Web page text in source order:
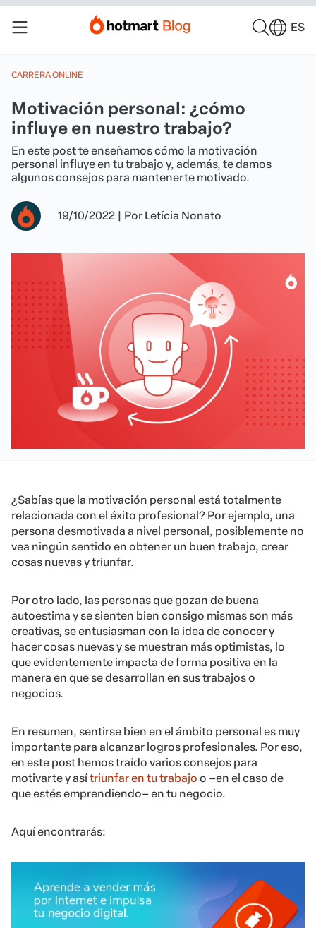
ES
CARRERA ONLINE
Motivación personal: ¿cómo
influye en nuestro trabajo?
En este post te enseñamos cómo la motivación
personal influye en tu trabajo y, además, te damos
algunos consejos para mantenerte motivado.
19/10/2022 | Por Letícia Nonato
¿Sabías que la motivación personal está totalmente
relacionada con el éxito profesional? Por ejemplo, una
persona desmotivada a nivel personal, posiblemente no
vea ningún sentido en obtener un buen trabajo, crear
cosas nuevas y triunfar.
Por otro lado, las personas que gozan de buena
autoestima y se sienten bien consigo mismas son más
creativas, se entusiasman con la idea de conocer y
hacer cosas nuevas y se muestran más optimistas, lo
que evidentemente impacta de forma positiva en la
manera en que se desarrollan en sus trabajos o
negocios.
En resumen, sentirse bien en el ámbito personal es muy
importante para alcanzar logros profesionales. Por eso,
en este post hemos traído varios consejos para
motivarte y asítriunfar en tu trabajo o –en el caso de
que estés emprendiendo– en tu negocio.
Aquí encontrarás: